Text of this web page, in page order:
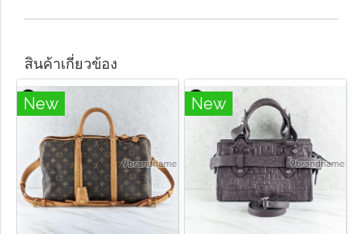
สินค้าเกี่ยวข้อง
New New